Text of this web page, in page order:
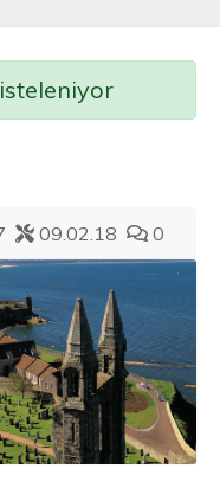
09.02.18 0